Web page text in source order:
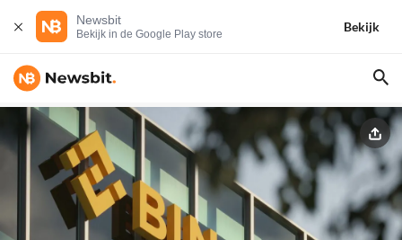
Newsbit
Bekijk in de Google Play store
Bekijk